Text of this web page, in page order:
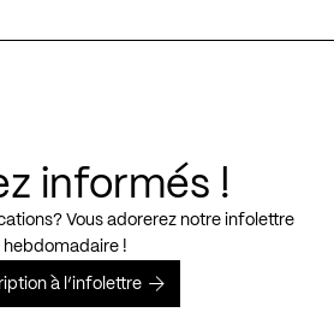
informés !
Vous adorerez notre infolettre
hebdomadaire !
à l’infolettre